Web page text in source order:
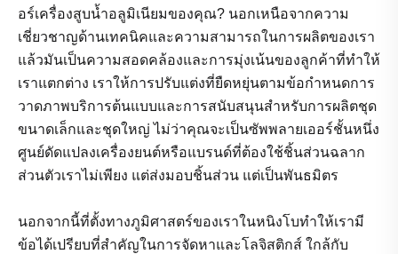
อร์เครื่องสูบน้ำอลูมิเนียมของคุณ? นอกเหนือจากความ
เชี่ยวชาญด้านเทคนิคและความสามารถในการผลิตของเรา
แล้วมันเป็นความสอดคล้องและการมุ่งเน้นของลูกค้าที่ทำให้
เราแตกต่าง เราให้การปรับแต่งที่ยืดหยุ่นตามข้อกำหนดการ
วาดภาพบริการต้นแบบและการสนับสนุนสำหรับการผลิตชุด
ขนาดเล็กและชุดใหญ่ ไม่ว่าคุณจะเป็นซัพพลายเออร์ชั้นหนึ่ง
ศูนย์ดัดแปลงเครื่องยนต์หรือแบรนด์ที่ต้องใช้ชิ้นส่วนฉลาก
ส่วนตัวเราไม่เพียง แต่ส่งมอบชิ้นส่วน แต่เป็นพันธมิตร
นอกจากนี้ที่ตั้งทางภูมิศาสตร์ของเราในหนิงโบทำให้เรามี
ข้อได้เปรียบที่สำคัญในการจัดหาและโลจิสติกส์ ใกล้กับ